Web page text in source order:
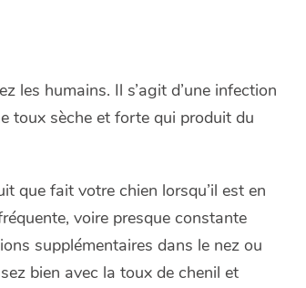
les humains. Il s’agit d’une infection
toux sèche et forte qui produit du
que fait votre chien lorsqu’il est en
voire presque constante
supplémentaires dans le nez ou
bien avec la toux de chenil et